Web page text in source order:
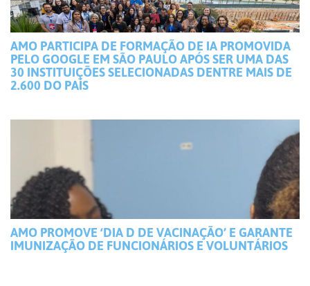
AMO PARTICIPA DE FORMAÇÃO DE IA PROMOVIDA
PELO GOOGLE EM SÃO PAULO APÓS SER UMA DAS
30 INSTITUIÇÕES SELECIONADAS DENTRE MAIS DE
2.600 DO PAÍS
AMO PROMOVE ‘DIA D DE VACINAÇÃO’ E GARANTE
IMUNIZAÇÃO DE FUNCIONÁRIOS E VOLUNTÁRIOS